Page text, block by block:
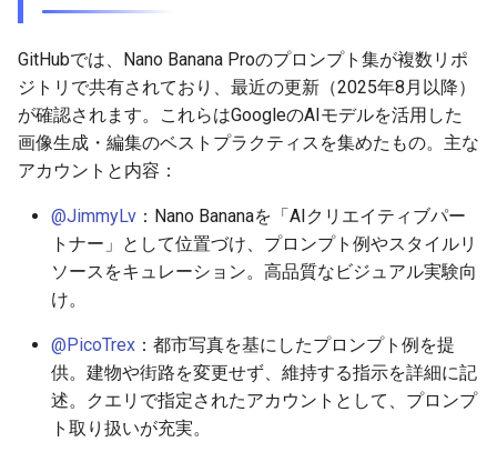
2026-05-12
2026-05-11
2026-05-09
2026-05-07
2026-05-06
2025-10-27
2025-10-26
2025-10-24
2025-10-22
2025-10-21
2026-05-12
2026-05-11
2026-05-09
2026-05-07
2026-05-06
2025-10-27
2025-10-26
2025-10-24
2025-10-22
2025-10-21
2026-05-10
2026-05-09
2026-05-08
2026-05-07
2026-05-06
2026-05-05
2026-05-04
2026-05-03
2026-05-08
2026-05-07
2026-05-05
2026-05-03
2026-05-02
2025-10-27
2025-10-26
2025-10-24
2025-10-22
2025-10-21
GitHubでは、Nano Banana Proのプロンプト集が複数リポ
ジトリで共有されており、最近の更新（2025年8月以降）
が確認されます。これらはGoogleのAIモデルを活用した
画像生成・編集のベストプラクティスを集めたもの。主な
アカウントと内容：
@JimmyLv ：Nano Bananaを「AIクリエイティブパー
トナー」として位置づけ、プロンプト例やスタイルリ
ソースをキュレーション。高品質なビジュアル実験向
け。
@PicoTrex ：都市写真を基にしたプロンプト例を提
供。建物や街路を変更せず、維持する指示を詳細に記
述。クエリで指定されたアカウントとして、プロンプ
ト取り扱いが充実。